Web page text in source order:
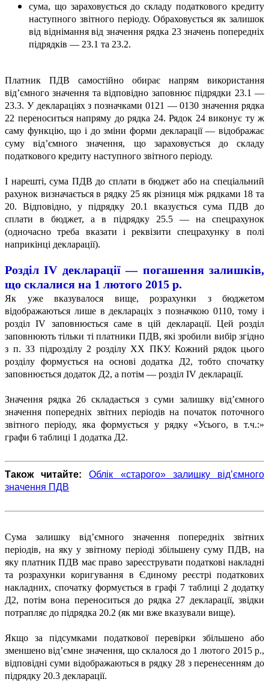
сума, що зараховується до складу податкового кредиту
наступного звітного періоду. Обраховується як залишок
від віднімання від значення рядка 23 значень попередніх
підрядків — 23.1 та 23.2.
Платник ПДВ самостійно обирає напрям використання
від’ємного значення та відповідно заповнює підрядки 23.1 —
23.3. У деклараціях з позначками 0121 — 0130 значення рядка
22 переноситься напряму до рядка 24. Рядок 24 виконує ту ж
саму функцію, що і до зміни форми декларації — відображає
суму від’ємного значення, що зараховується до складу
податкового кредиту наступного звітного періоду.
І нарешті, сума ПДВ до сплати в бюджет або на спеціальний
рахунок визначається в рядку 25 як різниця між рядками 18 та
20. Відповідно, у підрядку 20.1 вказується сума ПДВ до
сплати в бюджет, а в підрядку 25.5 — на спецрахунок
(одночасно треба вказати і реквізити спецрахунку в полі
наприкінці декларації).
Розділ IV декларації — погашення залишків,
що склалися на 1 лютого 2015 р.
Як уже вказувалося вище, розрахунки з бюджетом
відображаються лише в деклараціх з позначкою 0110, тому і
розділ IV заповнюється саме в цій декларації. Цей розділ
заповнюють тільки ті платники ПДВ, які зробили вибір згідно
з п. 33 підрозділу 2 розділу ХХ ПКУ. Кожний рядок цього
розділу формується на основі додатка Д2, тобто спочатку
заповнюється додаток Д2, а потім — розділ IV декларації.
Значення рядка 26 складається з суми залишку від’ємного
значення попередніх звітних періодів на початок поточного
звітного періоду, яка формується у рядку «Усього, в т.ч.:»
графи 6 таблиці 1 додатка Д2.
Також читайте:
Облік «старого» залишку від’ємного
значення ПДВ
Сума залишку від’ємного значення попередніх звітних
періодів, на яку у звітному періоді збільшену суму ПДВ, на
яку платник ПДВ має право зареєструвати податкові накладні
та розрахунки коригування в Єдиному реєстрі податкових
накладних, спочатку формується в графі 7 таблиці 2 додатку
Д2, потім вона переноситься до рядка 27 декларації, звідки
потрапляє до підрядка 20.2 (як ми вже вказували вище).
Якщо за підсумками податкової перевірки збільшено або
зменшено від’ємне значення, що склалося до 1 лютого 2015 р.,
відповідні суми відображаються в рядку 28 з перенесенням до
підрядку 20.3 декларації.